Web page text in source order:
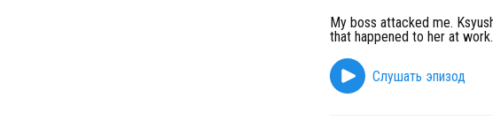
My boss attacked me.
that happened to her at
Слушать эпизод